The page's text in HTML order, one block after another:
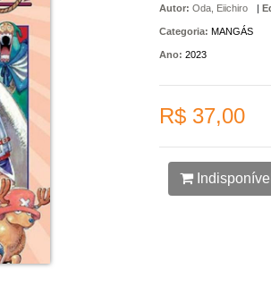
Autor: Oda, Eiichiro |
Categoria: MANGÁS
Ano: 2023
R$ 37,00
Indisponível